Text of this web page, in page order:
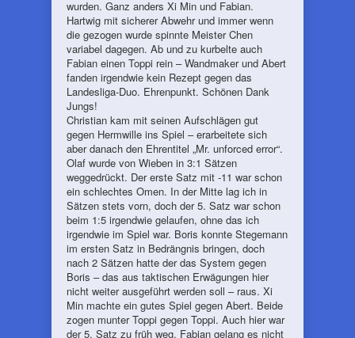
wurden. Ganz anders Xi Min und Fabian.
Hartwig mit sicherer Abwehr und immer wenn
die gezogen wurde spinnte Meister Chen
variabel dagegen. Ab und zu kurbelte auch
Fabian einen Toppi rein – Wandmaker und Abert
fanden irgendwie kein Rezept gegen das
Landesliga-Duo. Ehrenpunkt. Schönen Dank
Jungs!
Christian kam mit seinen Aufschlägen gut
gegen Hermwille ins Spiel – erarbeitete sich
aber danach den Ehrentitel „Mr. unforced error“.
Olaf wurde von Wieben in 3:1 Sätzen
weggedrückt. Der erste Satz mit -11 war schon
ein schlechtes Omen. In der Mitte lag ich in
Sätzen stets vorn, doch der 5. Satz war schon
beim 1:5 irgendwie gelaufen, ohne das ich
irgendwie im Spiel war. Boris konnte Stegemann
im ersten Satz in Bedrängnis bringen, doch
nach 2 Sätzen hatte der das System gegen
Boris – das aus taktischen Erwägungen hier
nicht weiter ausgeführt werden soll – raus. Xi
Min machte ein gutes Spiel gegen Abert. Beide
zogen munter Toppi gegen Toppi. Auch hier war
der 5. Satz zu früh weg. Fabian gelang es nicht